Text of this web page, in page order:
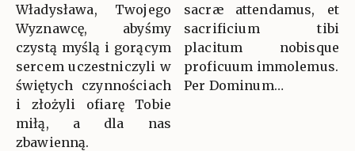
Władysława, Twojego
Wyznawcę, abyśmy
czystą myślą i gorącym
sercem uczestniczyli w
świętych czynnościach
i złożyli ofiarę Tobie
miłą, a dla nas
zbawienną.
sacræ attendamus, et
sacrificium tibi
placitum nobisque
proficuum immolemus.
Per Dominum…